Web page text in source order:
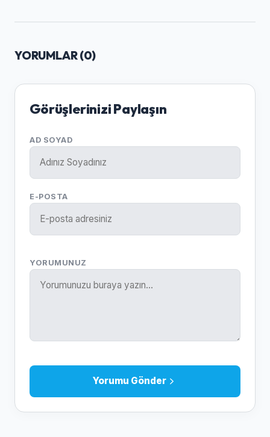
YORUMLAR (0)
Görüşlerinizi Paylaşın
AD SOYAD
E-POSTA
YORUMUNUZ
Yorumu Gönder